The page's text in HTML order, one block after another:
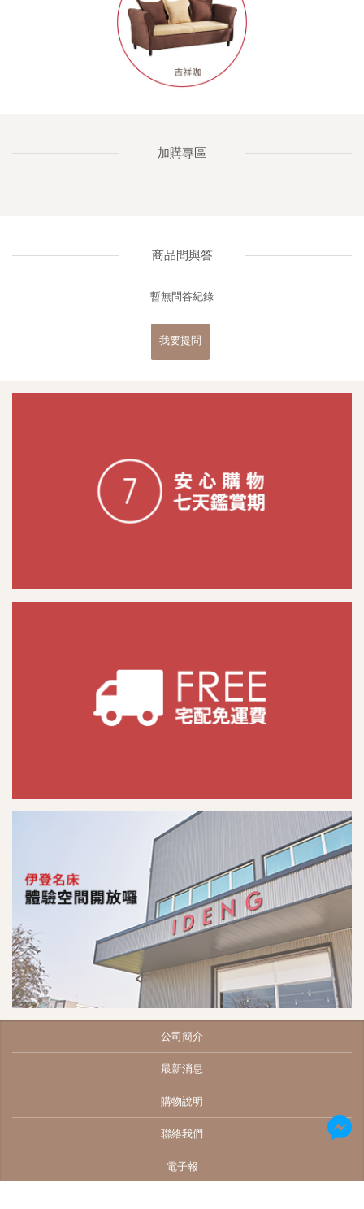
加購專區
商品問與答
暫無問答紀錄
我要提問
公司簡介
最新消息
購物說明
聯絡我們
電子報